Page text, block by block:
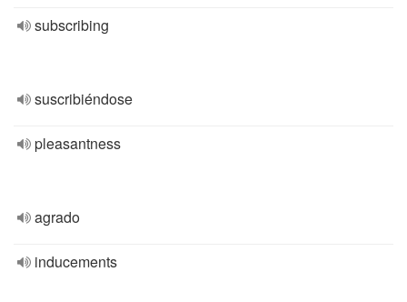
subscribing
suscribiéndose
pleasantness
agrado
inducements